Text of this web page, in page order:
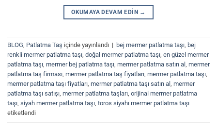
OKUMAYA DEVAM EDIN →
BLOG, Patlatma Taş içinde yayınlandı | bej mermer patlatma taşı, bej
renkli mermer patlatma taşı, doğal mermer patlatma taşı, en güzel mermer
patlatma taşı, mermer bej patlatma taşı, mermer patlatma satın al , mermer
patlatma taş firması, mermer patlatma taş fiyatları, mermer patlatma taşı,
mermer patlatma taşı fiyatları, mermer patlatma taşı satın al , mermer
patlatma taşı satışı, mermer patlatma taşları, orijinal mermer patlatma
taşı, siyah mermer patlatma taşı, toros siyahı mermer patlatma taşı
etiketlendi